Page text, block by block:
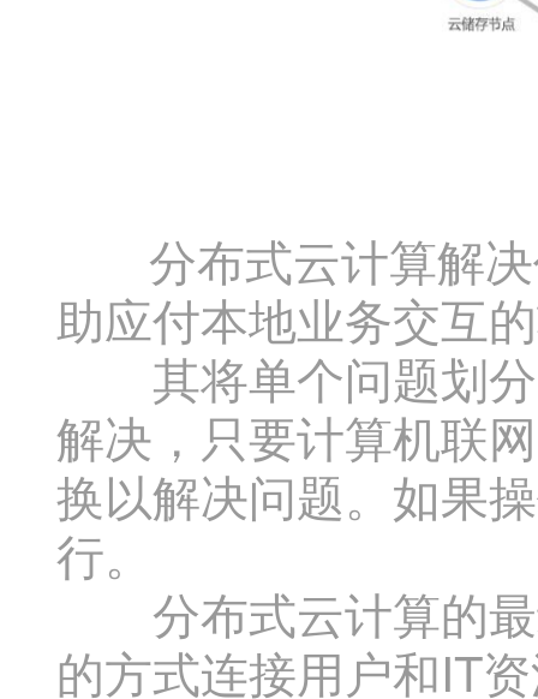
分布式云计算解决
助应付本地业务交互
其将单个问题划分
解决，只要计算机联
换以解决问题。如果
行。
分布式云计算的最
的方式连接用户和IT